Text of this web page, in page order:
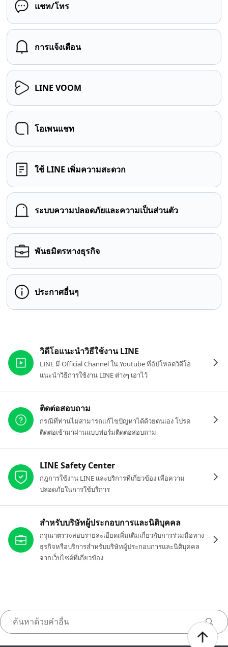
แชท/โทร
การแจ้งเตือน
LINE VOOM
โอเพนแชท
ใช้ LINE เพิ่มความสะดวก
ระบบความปลอดภัยและความเป็นส่วนตัว
พันธมิตรทางธุรกิจ
ประกาศอื่นๆ
วิดีโอแนะนำวิธีใช้งาน LINE
LINE มี Official Channel ใน Youtube ที่อัปโหลดวิดีโอ
แนะนำวิธีการใช้งาน LINE ต่างๆ เอาไว้
ติดต่อสอบถาม
กรณีที่ท่านไม่สามารถแก้ไขปัญหาได้ด้วยตนเอง โปรด
ติดต่อเข้ามาผ่านแบบฟอร์มติดต่อสอบถาม
LINE Safety Center
กฎการใช้งาน LINE และบริการที่เกี่ยวข้อง เพื่อความ
ปลอดภัยในการใช้บริการ
สำหรับบริษัทผู้ประกอบการและนิติบุคคล
กรุณาตรวจสอบรายละเอียดเพิ่มเติมเกี่ยวกับการร่วมมือทาง
ธุรกิจหรือบริการสำหรับบริษัทผู้ประกอบการและนิติบุคคล
จากเว็บไซต์ที่เกี่ยวข้อง